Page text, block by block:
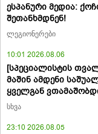
ესპანური მედია:
შეთანხმდნენ!
ლეგიონერები
10:01 2026.08.06
[სპეციალისტის
მაშინ ამდენი
ყველგან
სხვა
23:10 2026.08.05